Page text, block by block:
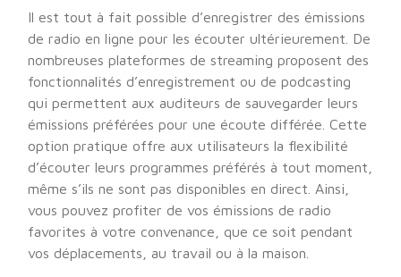
Il est tout à fait possible d’enregistrer des émissions
de radio en ligne pour les écouter ultérieurement. De
nombreuses plateformes de streaming proposent des
fonctionnalités d’enregistrement ou de podcasting
qui permettent aux auditeurs de sauvegarder leurs
émissions préférées pour une écoute différée. Cette
option pratique offre aux utilisateurs la flexibilité
d’écouter leurs programmes préférés à tout moment,
même s’ils ne sont pas disponibles en direct. Ainsi,
vous pouvez profiter de vos émissions de radio
favorites à votre convenance, que ce soit pendant
vos déplacements, au travail ou à la maison.